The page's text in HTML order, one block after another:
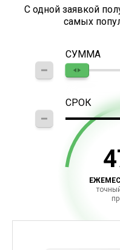
С одной заявкой
самых
СУММА
СРОК